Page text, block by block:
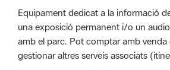
Equipament dedicat a la informació
una exposició permanent i/o un
amb el parc. Pot comptar amb
gestionar altres serveis associats